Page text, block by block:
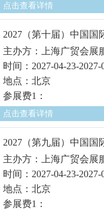
点击查看详情
2027（第十届）中国国
主办方：上海广贸会展
时间：2027-04-23-2027-
地点：北京
参展费1：
点击查看详情
2027（第九届）中国国
主办方：上海广贸会展
时间：2027-04-23-2027-
地点：北京
参展费1：